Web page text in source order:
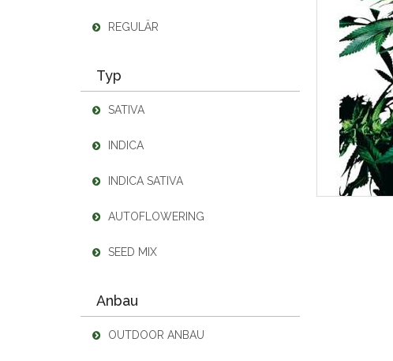
REGULÄR
Typ
SATIVA
INDICA
INDICA SATIVA
AUTOFLOWERING
SEED MIX
Anbau
OUTDOOR ANBAU